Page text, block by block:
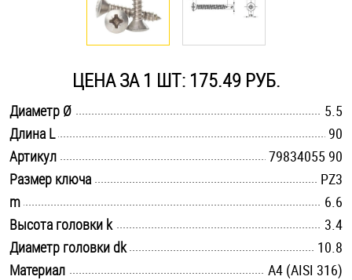
Саморезы и шурупы
Такелаж
Хомуты
Шайбы
Шпильки
Шплинты
ЦЕНА ЗА 1 ШТ: 175.49 РУБ.
Диаметр Ø
5.5
Длина L
90
Артикул
79834055 90
Размер ключа
PZ3
m
6.6
Высота головки k
3.4
Диаметр головки dk
10.8
Материал
A4 (AISI 316)